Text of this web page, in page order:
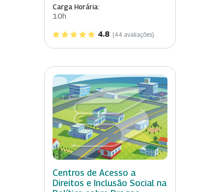
Carga Horária:
10h
4.8 (44 avaliações)
Centros de Acesso a
Direitos e Inclusão Social na